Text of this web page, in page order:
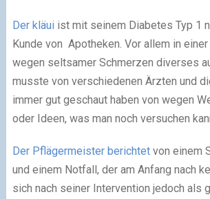
Der kläui ist mit seinem Diabetes Typ 1
Kunde von Apotheken. Vor allem in
wegen seltsamer Schmerzen diverses
musste von verschiedenen Ärzten und
immer gut geschaut haben von wegen
oder Ideen, was man noch versuchen
Der Pflägermeister berichtetvon einem
und einem Notfall, der am Anfang nach
sich nach seiner Intervention jedoch als